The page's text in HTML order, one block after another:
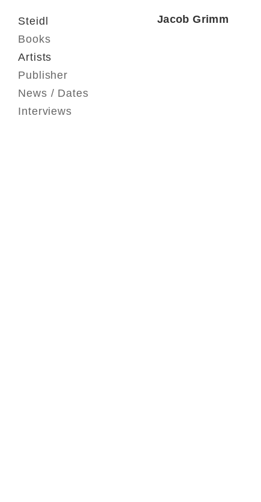
Steidl
Books
Artists
Publisher
News / Dates
Interviews
Jacob Grimm